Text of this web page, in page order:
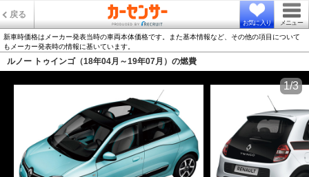
戻る
お気に入り メニュー
新車時価格はメーカー発表当時の車両本体価格です。また基本情報など、その他の項目について
もメーカー発表時の情報に基いています。
ルノー トゥインゴ（18年04月～19年07月）の燃費
1/3